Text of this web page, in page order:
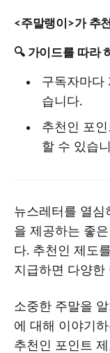
<주말랭이>가 추
🔍 가이드를 따라
구독자마다
습니다.
추천인 포
할 수 있습
뉴스레터를 열심
을 제공하는 좋
다. 추천인 제도
지급하면 다양한
소중한 주말을
에 대해 이야기
추천인 포인트